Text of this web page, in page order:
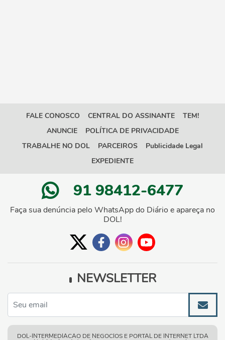
FALE CONOSCO CENTRAL DO ASSINANTE
TEM!
ANUNCIE
POLÍTICA DE PRIVACIDADE
TRABALHE NO DOL
PARCEIROS
Publicidade Legal
EXPEDIENTE
91 98412-6477
Faça sua denúncia pelo WhatsApp do Diário e apareça no
DOL!
NEWSLETTER
DOL-INTERMEDIACAO DE NEGOCIOS E PORTAL DE INTERNET LTDA